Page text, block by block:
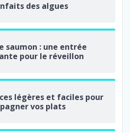
des algues
saumon : une entrée
pour le réveillon
légères et faciles pour
vos plats